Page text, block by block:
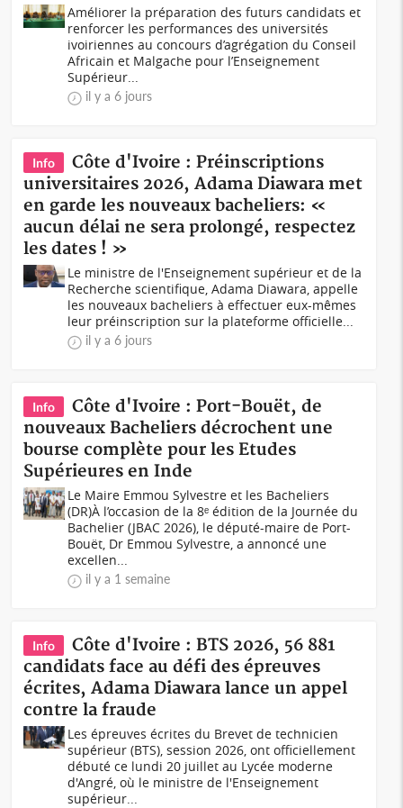
Améliorer la préparation des futurs candidats et
renforcer les performances des universités
ivoiriennes au concours d’agrégation du Conseil
Africain et Malgache pour l’Enseignement
Supérieur...
il y a 6 jours
Info
Côte d'Ivoire : Préinscriptions
universitaires 2026, Adama Diawara met
en garde les nouveaux bacheliers: «
aucun délai ne sera prolongé, respectez
les dates ! »
Le ministre de l'Enseignement supérieur et de la
Recherche scientifique, Adama Diawara, appelle
les nouveaux bacheliers à effectuer eux-mêmes
leur préinscription sur la plateforme officielle...
il y a 6 jours
Info
Côte d'Ivoire : Port-Bouët, de
nouveaux Bacheliers décrochent une
bourse complète pour les Etudes
Supérieures en Inde
Le Maire Emmou Sylvestre et les Bacheliers
(DR)À l’occasion de la 8ᵉ édition de la Journée du
Bachelier (JBAC 2026), le député-maire de Port-
Bouët, Dr Emmou Sylvestre, a annoncé une
excellen...
il y a 1 semaine
Info
Côte d'Ivoire : BTS 2026, 56 881
candidats face au défi des épreuves
écrites, Adama Diawara lance un appel
contre la fraude
Les épreuves écrites du Brevet de technicien
supérieur (BTS), session 2026, ont officiellement
débuté ce lundi 20 juillet au Lycée moderne
d'Angré, où le ministre de l'Enseignement
supérieur...